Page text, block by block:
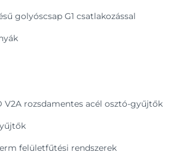
golyóscsap G1 csatlakozással
V2A rozsdamentes acél osztó-gyűjtők
felületfűtési rendszerek